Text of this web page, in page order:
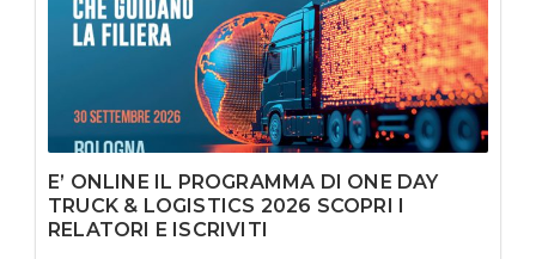
E’ ONLINE IL PROGRAMMA DI ONE DAY
TRUCK & LOGISTICS 2026 SCOPRI I
RELATORI E ISCRIVITI